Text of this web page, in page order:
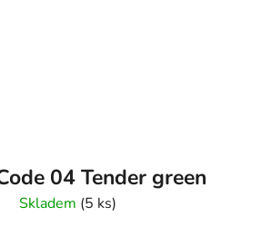
04 Tender green
Skladem (5 ks)